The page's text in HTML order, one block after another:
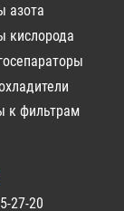
азота
кислорода
к фильтрам
27-20